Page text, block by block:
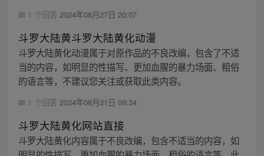
1 个回答 2024年08月27日 20:07
斗罗大陆黄斗罗大陆黄化动漫
斗罗大陆黄化动漫属于对原作品的不良改编，包含了不适
当的内容，如明显的性描写、更加血腥的暴力场面、粗俗
的语言等，不建议您关注或获取此类内容。
1 个回答 2024年08月31日 09:34
斗罗大陆黄化网站直接
斗罗大陆黄化内容属于不良改编，包含不适当的内容，如